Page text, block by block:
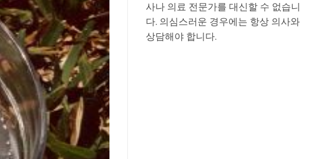
사나 의료 전문가를 대신할 수 없습니
다. 의심스러운 경우에는 항상 의사와
상담해야 합니다.